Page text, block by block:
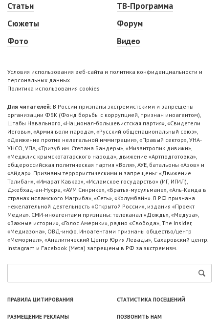
Статьи
Сюжеты
Фото
ТВ-Программа
Форум
Видео
Условия использования веб-сайта и политика конфиденциальности и
персональных данных
Политика использования cookies
Для читателей: В России признаны экстремистскими и запрещены
организации ФБК (Фонд борьбы с коррупцией, признан иноагентом),
Штабы Навального, «Национал-большевистская партия», «Свидетели
Иеговы», «Армия воли народа», «Русский общенациональный союз»,
«Движение против нелегальной иммиграции», «Правый сектор», УНА-
УНСО, УПА, «Тризуб им. Степана Бандеры», «Мизантропик дивижн»,
«Меджлис крымскотатарского народа», движение «Артподготовка»,
общероссийская политическая партия «Воля», АУЕ, батальоны «Азов» и
«Айдар». Признаны террористическими и запрещены: «Движение
Талибан», «Имарат Кавказ», «Исламское государство» (ИГ, ИГИЛ),
Джебхад-ан-Нусра, «АУМ Синрике», «Братья-мусульмане», «Аль-Каида в
странах исламского Магриба», «Сеть», «Колумбайн». В РФ признана
нежелательной деятельность «Открытой России», издания «Проект
Медиа». СМИ-иноагентами признаны: телеканал «Дождь», «Медуза»,
«Важные истории», «Голос Америки», радио «Свобода», The Insider,
«Медиазона», ОВД-инфо. Иноагентами признаны общество/центр
«Мемориал», «Аналитический Центр Юрия Левады», Сахаровский центр.
Instagram и Facebook (Metа) запрещены в РФ за экстремизм.
ПРАВИЛА ЦИТИРОВАНИЯ СТАТИСТИКА ПОСЕЩЕНИЙ
РАЗМЕЩЕНИЕ РЕКЛАМЫ ПОЗВОНИТЬ НАМ